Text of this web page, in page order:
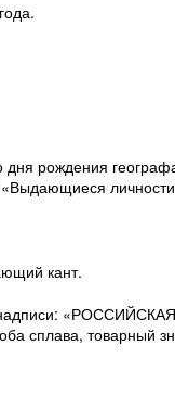
дня рождения
кант.
надписи:
товарный